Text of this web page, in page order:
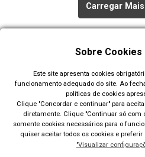
Carregar
Sobre
Este site apresenta cookies
funcionamento adequado do site. Ao
políticas de cookies
Clique "Concordar e continuar" para
diretamente. Clique "Continuar só com
somente cookies necessários para o
quiser aceitar todos os cookies e
"Visualizar
Município de São Leopoldo - RS
Av. Dom João Becker, 754, Centro.
2200-0201 CNPJ: 89.814.693/0001-60